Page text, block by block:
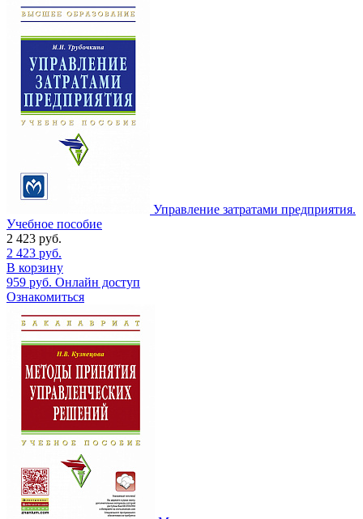
Управление затратами предприятия.
Учебное пособие
2 423 руб.
2 423 руб.
В корзину
959 руб. Онлайн доступ
Ознакомиться